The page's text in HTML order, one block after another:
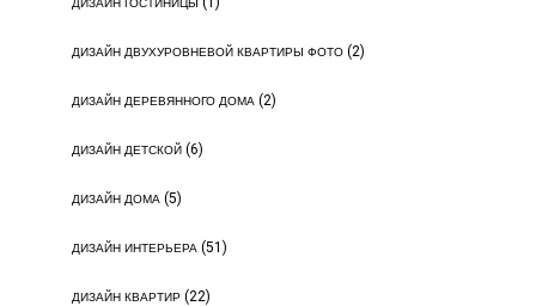
ДИЗАЙН ГОСТИНИЦЫ
ДИЗАЙН ДВУХУРОВНЕВОЙ КВАРТИРЫ ФОТО(2)
ДИЗАЙН ДЕРЕВЯННОГО ДОМА(2)
ДИЗАЙН ДЕТСКОЙ(6)
ДИЗАЙН ДОМА(5)
ДИЗАЙН ИНТЕРЬЕРА(51)
ДИЗАЙН КВАРТИР(22)